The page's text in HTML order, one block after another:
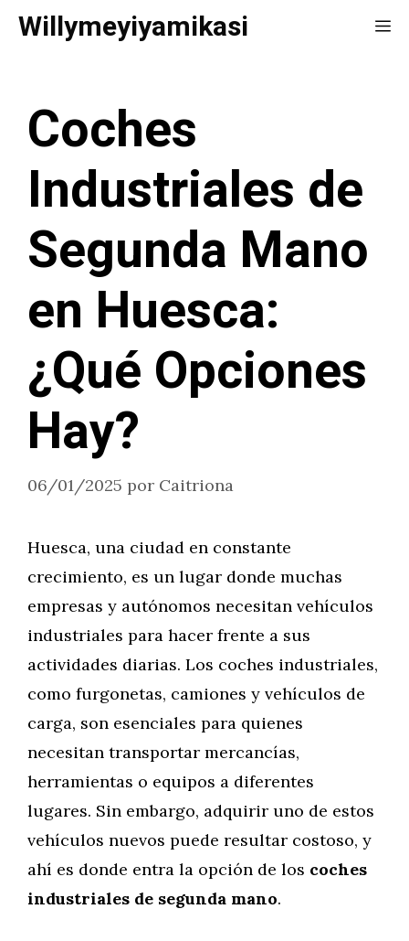
Saltar
Willymeyiyamikasi
Coches
Industriales de
Segunda Mano
en Huesca:
¿Qué Opciones
Hay?
06/01/2025 por Caitriona
Huesca, una ciudad en constante
crecimiento, es un lugar donde muchas
empresas y autónomos necesitan vehículos
industriales para hacer frente a sus
actividades diarias. Los coches industriales,
como furgonetas, camiones y vehículos de
carga, son esenciales para quienes
necesitan transportar mercancías,
herramientas o equipos a diferentes
lugares. Sin embargo, adquirir uno de estos
vehículos nuevos puede resultar costoso, y
ahí es donde entra la opción de los coches
industriales de segunda mano.